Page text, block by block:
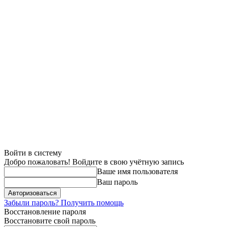
Войти в систему
Добро пожаловать! Войдите в свою учётную запись
Ваше имя пользователя
Ваш пароль
Забыли пароль? Получить помощь
Восстановление пароля
Восстановите свой пароль